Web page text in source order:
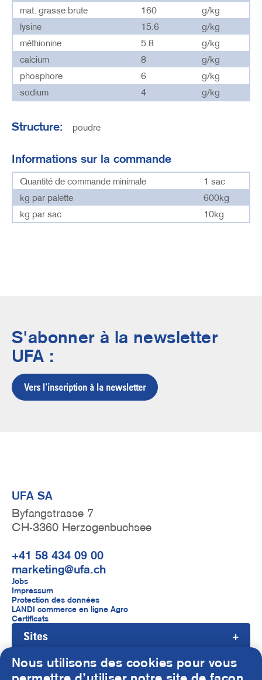
mat. grasse brute
160
g/kg
lysine
15.6
g/kg
méthionine
5.8
g/kg
calcium
8
g/kg
phosphore
6
g/kg
sodium
4 g/kg
Structure: poudre
Informations sur la commande
Quantité de commande minimale
1 sac
kg par palette
600kg
kg par sac
10kg
S'abonner à la newsletter
UFA :
Vers l'inscription à la newsletter
UFA SA
Byfangstrasse 7
CH-3360 Herzogenbuchsee
+41 58 434 09 00
marketing@ufa.ch
F
u
ß
e
Jobs
Impressum
Protection des données
LANDI commerce en ligne Agro
Certificats
Sites
Nous utilisons des cookies pour vous